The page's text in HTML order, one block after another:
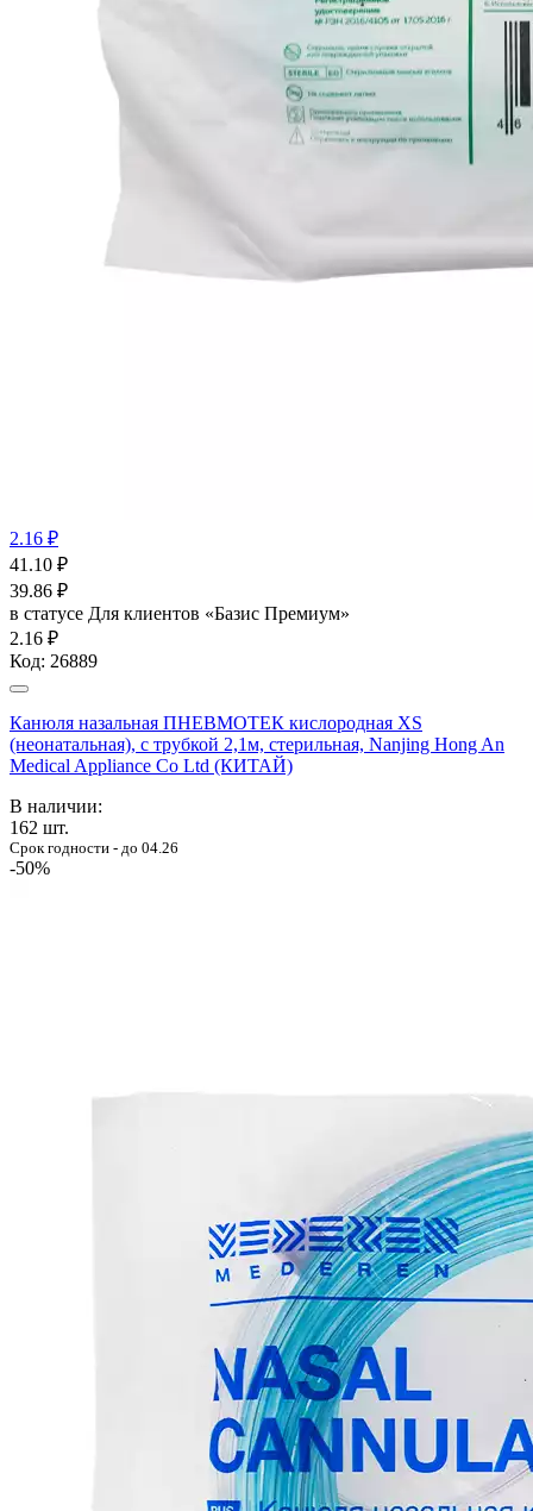
2.16 ₽
41.10 ₽
39.86 ₽
в статусе Для клиентов «Базис Премиум»
2.16 ₽
Код: 26889
Канюля назальная ПНЕВМОТЕК кислородная XS
(неонатальная), с трубкой 2,1м, стерильная, Nanjing Hong An
Medical Appliance Co Ltd (КИТАЙ)
В наличии:
162 шт.
Срок годности - до 04.26
-50%